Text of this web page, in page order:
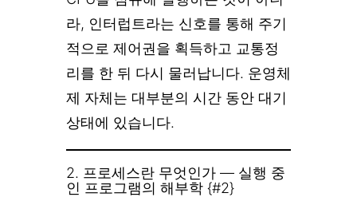
라, 인터럽트라는 신호를 통해 주기
적으로 제어권을 획득하고 교통정
리를 한 뒤 다시 물러납니다. 운영체
제 자체는 대부분의 시간 동안 대기
상태에 있습니다.
2. 프로세스란 무엇인가 — 실행 중
인 프로그램의 해부학 {#2}